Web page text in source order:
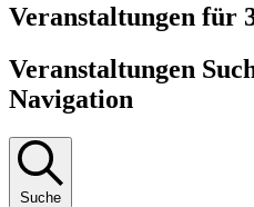
Veranstaltungen für
Veranstaltungen
Navigation
Suche